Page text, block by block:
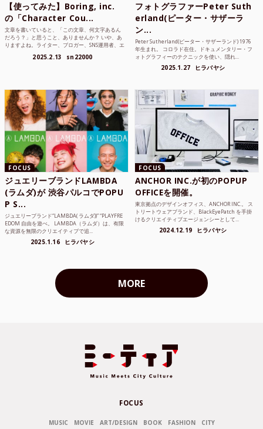
【使ってみた】Boring, inc.
の「Character Cou...
文章を書いていると、「この文章、何文字あるん
だろう？」と思うこと、ありませんか？ いや、あ
りますよね。ライター、ブロガー、SNS運用者、エ
2025.2.13 sn22000
フォトグラファーPeter Suth
erland(ピーター・サザーラ
ン...
Peter Sutherland(ピーター・サザーランド) 1976
年生まれ。 コロラド在住。ドキュメンタリー・フ
ォトグラフィーのテクニックを使い、隠れ...
2025.1.27 ヒラバヤシ
FOCUS
ジュエリーブランドLAMBDA
(ラムダ)が 渋谷パルコでPOPU
P S...
ジュエリーブランド“LAMBDA( ラムダ))” “PLAYFRE
EDOM 自由を遊べ。 LAMBDA（ラムダ）は、有限
な資源を無限のクリエイティブで追...
2025.1.16 ヒラバヤシ
FOCUS
ANCHOR INC.が初のPOPUP
OFFICEを開催。
東京拠点のデザインオフィス、ANCHOR INC.。 ス
トリートウェアブランド、BlackEyePatch を手掛
けるクリエイティブエージェンシーとして...
2024.12.19 ヒラバヤシ
MORE
FOCUS
MUSIC MOVIE ART/DESIGN BOOK FASHION CITY